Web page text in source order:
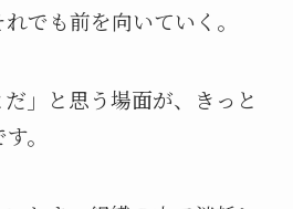
でも前を向いていく。
だ」と思う場面が、きっと
。